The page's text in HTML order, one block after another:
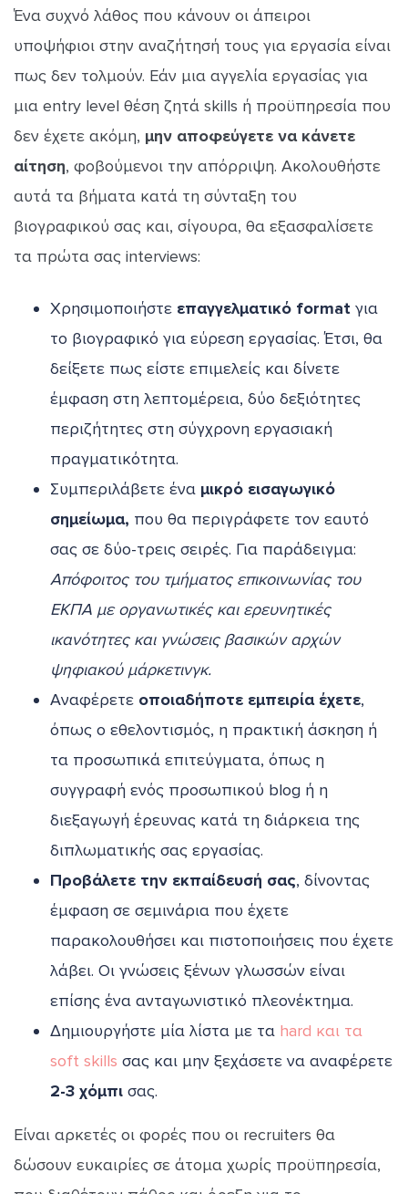
Ένα συχνό λάθος που κάνουν οι άπειροι
υποψήφιοι στην αναζήτησή τους για εργασία είναι
πως δεν τολμούν. Εάν μια αγγελία εργασίας για
μια entry level θέση ζητά skills ή προϋπηρεσία που
δεν έχετε ακόμη, μην αποφεύγετε να κάνετε
αίτηση, φοβούμενοι την απόρριψη. Ακολουθήστε
αυτά τα βήματα κατά τη σύνταξη του
βιογραφικού σας και, σίγουρα, θα εξασφαλίσετε
τα πρώτα σας interviews:
Χρησιμοποιήστε επαγγελματικό format για
το βιογραφικό για εύρεση εργασίας. Έτσι, θα
δείξετε πως είστε επιμελείς και δίνετε
έμφαση στη λεπτομέρεια, δύο δεξιότητες
περιζήτητες στη σύγχρονη εργασιακή
πραγματικότητα.
Συμπεριλάβετε ένα μικρό εισαγωγικό
σημείωμα, που θα περιγράφετε τον εαυτό
σας σε δύο-τρεις σειρές. Για παράδειγμα:
Απόφοιτος του τμήματος επικοινωνίας του
ΕΚΠΑ με οργανωτικές και ερευνητικές
ικανότητες και γνώσεις βασικών αρχών
ψηφιακού μάρκετινγκ.
Αναφέρετε οποιαδήποτε εμπειρία έχετε,
όπως ο εθελοντισμός, η πρακτική άσκηση ή
τα προσωπικά επιτεύγματα, όπως η
συγγραφή ενός προσωπικού blog ή η
διεξαγωγή έρευνας κατά τη διάρκεια της
διπλωματικής σας εργασίας.
Προβάλετε την εκπαίδευσή σας, δίνοντας
έμφαση σε σεμινάρια που έχετε
παρακολουθήσει και πιστοποιήσεις που έχετε
λάβει. Οι γνώσεις ξένων γλωσσών είναι
επίσης ένα ανταγωνιστικό πλεονέκτημα.
Δημιουργήστε μία λίστα με τα hard και τα
soft skills σας και μην ξεχάσετε να αναφέρετε
2-3 χόμπι σας.
Είναι αρκετές οι φορές που οι recruiters θα
δώσουν ευκαιρίες σε άτομα χωρίς προϋπηρεσία,